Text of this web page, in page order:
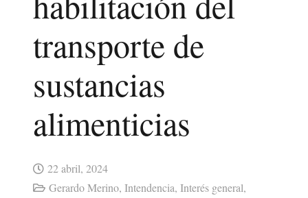
transporte de
sustancias
alimenticias
22 abril, 2024
Gerardo Merino, Intendencia, Interés general,